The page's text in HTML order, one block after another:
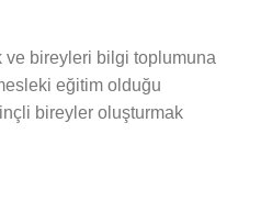
ve bireyleri bilgi toplumuna
eğitim olduğu
bireyler oluşturmak